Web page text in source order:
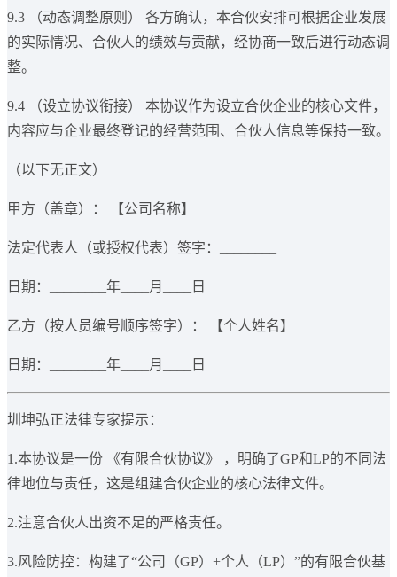
9.3 （动态调整原则） 各方确认，本合伙安排可根据企业发展
的实际情况、合伙人的绩效与贡献，经协商一致后进行动态调
整。
9.4 （设立协议衔接） 本协议作为设立合伙企业的核心文件，
内容应与企业最终登记的经营范围、合伙人信息等保持一致。
（以下无正文）
甲方（盖章）： 【公司名称】
法定代表人（或授权代表）签字：________
日期：________年____月____日
乙方（按人员编号顺序签字）： 【个人姓名】
日期：________年____月____日
圳坤弘正法律专家提示：
1.本协议是一份 《有限合伙协议》 ，明确了GP和LP的不同法
律地位与责任，这是组建合伙企业的核心法律文件。
2.注意合伙人出资不足的严格责任。
3.风险防控：构建了“公司（GP）+个人（LP）”的有限合伙基